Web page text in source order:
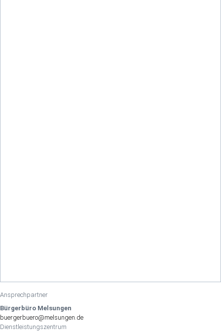
Ansprechpartner
Bürgerbüro Melsungen
buergerbuero@melsungen.de
Dienstleistungszentrum